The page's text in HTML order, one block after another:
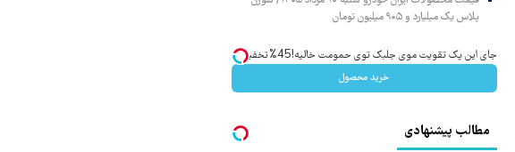
پلاس یک میلیارد و ۹۰۵ میلیون تومان
جای این پک تقویت موی جلبک توی حمومت خالیه!45%تخفیف
خرید محصول
مطالب پیشنهادی